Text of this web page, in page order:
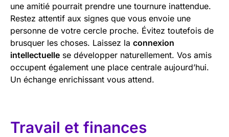
une amitié pourrait prendre une tournure inattendue.
Restez attentif aux signes que vous envoie une
personne de votre cercle proche. Évitez toutefois de
brusquer les choses. Laissez la connexion
intellectuelle se développer naturellement. Vos amis
occupent également une place centrale aujourd’hui.
Un échange enrichissant vous attend.
Travail et finances